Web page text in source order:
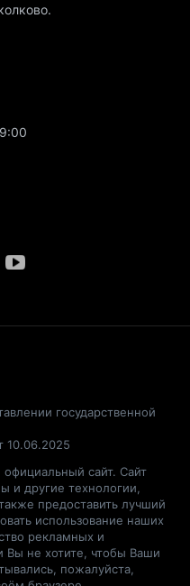
государственной
10.06.2025
сайт. Сайт
и другие технологии,
предоставить лучший
использование наших
рекламных и
Вы не хотите, чтобы Ваши
пожалуйста,